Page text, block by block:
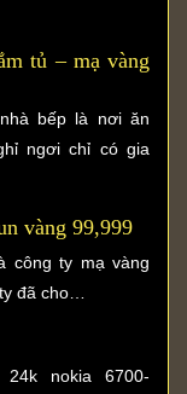
tủ – mạ vàng
bếp là nơi ăn
ngơi chỉ có gia
vàng 99,999
công ty mạ vàng
đã cho…
nokia 6700-